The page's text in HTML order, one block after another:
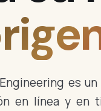
Engineering es
en línea y en